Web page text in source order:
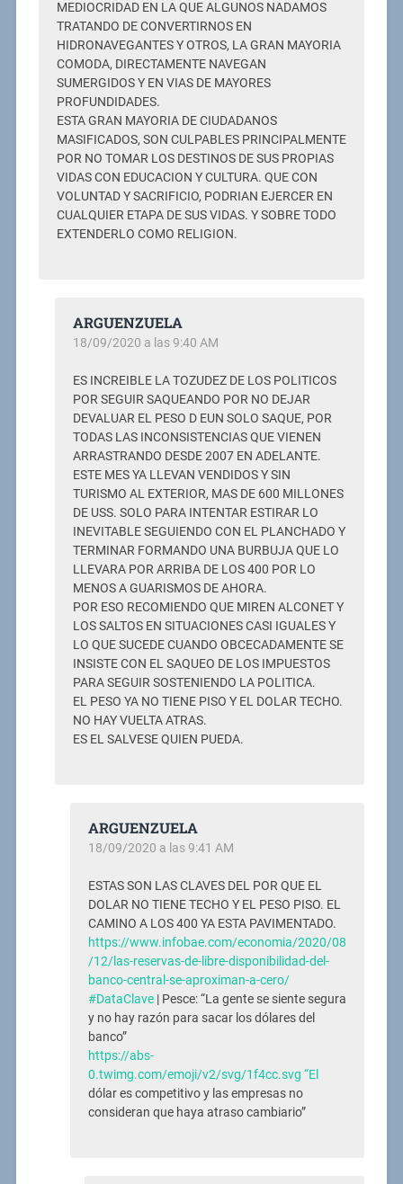
MEDIOCRIDAD EN LA QUE ALGUNOS NADAMOS
TRATANDO DE CONVERTIRNOS EN
HIDRONAVEGANTES Y OTROS, LA GRAN MAYORIA
COMODA, DIRECTAMENTE NAVEGAN
SUMERGIDOS Y EN VIAS DE MAYORES
PROFUNDIDADES.
ESTA GRAN MAYORIA DE CIUDADANOS
MASIFICADOS, SON CULPABLES PRINCIPALMENTE
POR NO TOMAR LOS DESTINOS DE SUS PROPIAS
VIDAS CON EDUCACION Y CULTURA. QUE CON
VOLUNTAD Y SACRIFICIO, PODRIAN EJERCER EN
CUALQUIER ETAPA DE SUS VIDAS. Y SOBRE TODO
EXTENDERLO COMO RELIGION.
ARGUENZUELA
18/09/2020 a las 9:40 AM
ES INCREIBLE LA TOZUDEZ DE LOS POLITICOS
POR SEGUIR SAQUEANDO POR NO DEJAR
DEVALUAR EL PESO D EUN SOLO SAQUE, POR
TODAS LAS INCONSISTENCIAS QUE VIENEN
ARRASTRANDO DESDE 2007 EN ADELANTE.
ESTE MES YA LLEVAN VENDIDOS Y SIN
TURISMO AL EXTERIOR, MAS DE 600 MILLONES
DE USS. SOLO PARA INTENTAR ESTIRAR LO
INEVITABLE SEGUIENDO CON EL PLANCHADO Y
TERMINAR FORMANDO UNA BURBUJA QUE LO
LLEVARA POR ARRIBA DE LOS 400 POR LO
MENOS A GUARISMOS DE AHORA.
POR ESO RECOMIENDO QUE MIREN ALCONET Y
LOS SALTOS EN SITUACIONES CASI IGUALES Y
LO QUE SUCEDE CUANDO OBCECADAMENTE SE
INSISTE CON EL SAQUEO DE LOS IMPUESTOS
PARA SEGUIR SOSTENIENDO LA POLITICA.
EL PESO YA NO TIENE PISO Y EL DOLAR TECHO.
NO HAY VUELTA ATRAS.
ES EL SALVESE QUIEN PUEDA.
ARGUENZUELA
18/09/2020 a las 9:41 AM
ESTAS SON LAS CLAVES DEL POR QUE EL
DOLAR NO TIENE TECHO Y EL PESO PISO. EL
CAMINO A LOS 400 YA ESTA PAVIMENTADO.
https://www.infobae.com/economia/2020/08
/12/las-reservas-de-libre-disponibilidad-del-
banco-central-se-aproximan-a-cero/
#DataClave| Pesce: “La gente se siente segura
y no hay razón para sacar los dólares del
banco”
https://abs-
0.twimg.com/emoji/v2/svg/1f4cc.svg “El
dólar es competitivo y las empresas no
consideran que haya atraso cambiario”